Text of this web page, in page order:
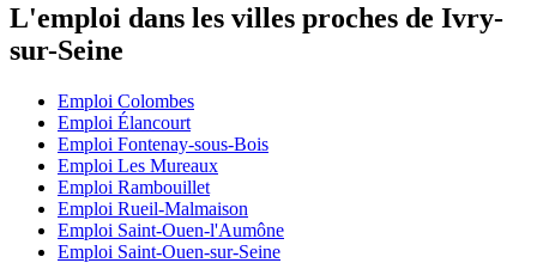
L'emploi dans les villes proches de Ivry-
sur-Seine
Emploi Colombes
Emploi Élancourt
Emploi Fontenay-sous-Bois
Emploi Les Mureaux
Emploi Rambouillet
Emploi Rueil-Malmaison
Emploi Saint-Ouen-l'Aumône
Emploi Saint-Ouen-sur-Seine